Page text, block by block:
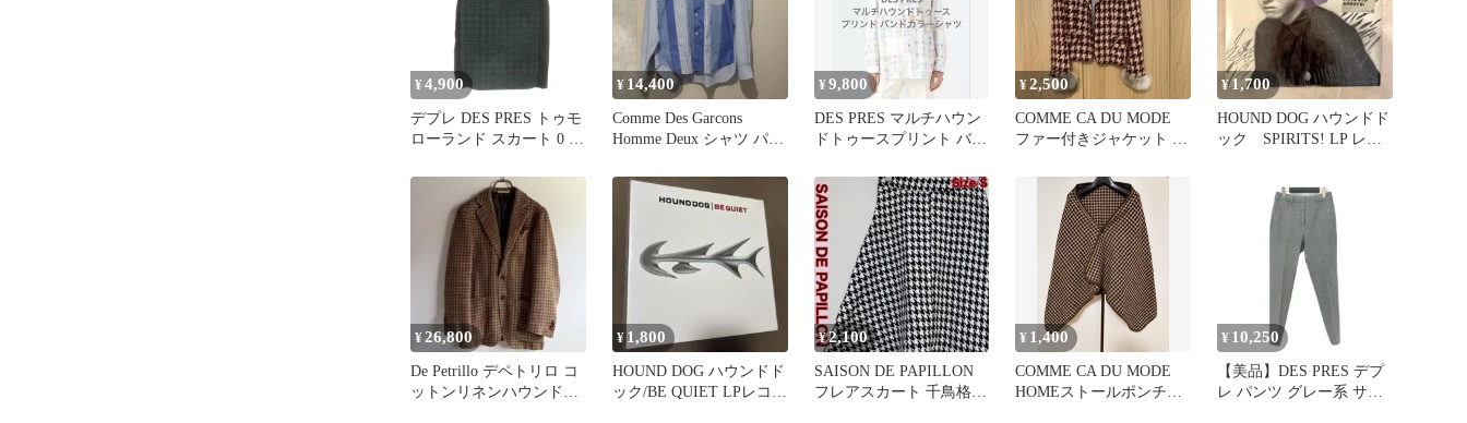
グルステッチ
¥ 4,900
デプレ DES PRES トゥモ
ローランド スカート 0 緑
ウンドトゥース柄 サイド
切り替え /CK11 ■ECC005
¥ 14,400
Comme Des Garcons
Homme Deux シャツ パッ
¥9,800
DES PRES マルチハウン
ドトゥースプリント バン
¥2,500
COMME CA DU MODE
ファー付きジャケット サ
¥1,700
HOUND DOG ハウンドド
ック SPIRITS! LP レコ
¥26,800
De Petrillo デペトリロ コ
ットンリネンハウンドト
¥ 1,800
HOUND DOG ハウンドド
ック/BE QUIET LPレコー
¥2,100
SAISON DE PAPILLON
フレアスカート 千鳥格子
¥ 1,400
COMME CA DU MODE
HOMEストールポンチョ
¥ 10,250
【美品】DES PRES デプ
レ パンツ グレー系 サイ